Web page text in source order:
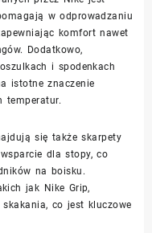
w odprowadzaniu
komfort nawet
Dodatkowo,
i spodenkach
istotne znaczenie
temperatur.
się także skarpety
dla stopy, co
na boisku.
jak Nike Grip,
co jest kluczowe